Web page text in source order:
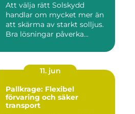
Att välja rätt Solskydd
handlar om mycket mer än
att skärma av starkt solljus.
Bra lösningar påverka...
11. jun
Pallkrage: Flexibel
förvaring och säker
transport